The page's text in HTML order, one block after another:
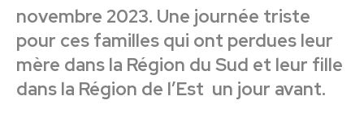
novembre 2023. Une journée triste
pour ces familles qui ont perdues leur
mère dans la Région du Sud et leur fille
dans la Région de l’Est un jour avant.